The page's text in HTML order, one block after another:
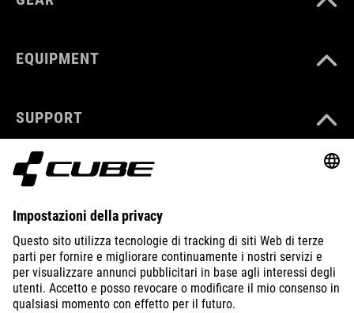
EQUIPMENT
SUPPORT
ABOUT US
EXPLORE